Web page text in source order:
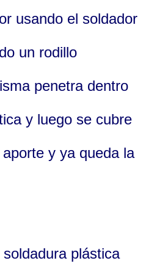
usando el soldador
un rodillo
penetra dentro
y luego se cubre
y ya queda la
plástica